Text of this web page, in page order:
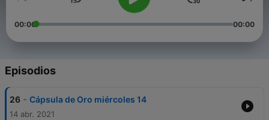
00:00 00:00
Episodios
26 - Cápsula de Oro miércoles 14
14 abr. 2021